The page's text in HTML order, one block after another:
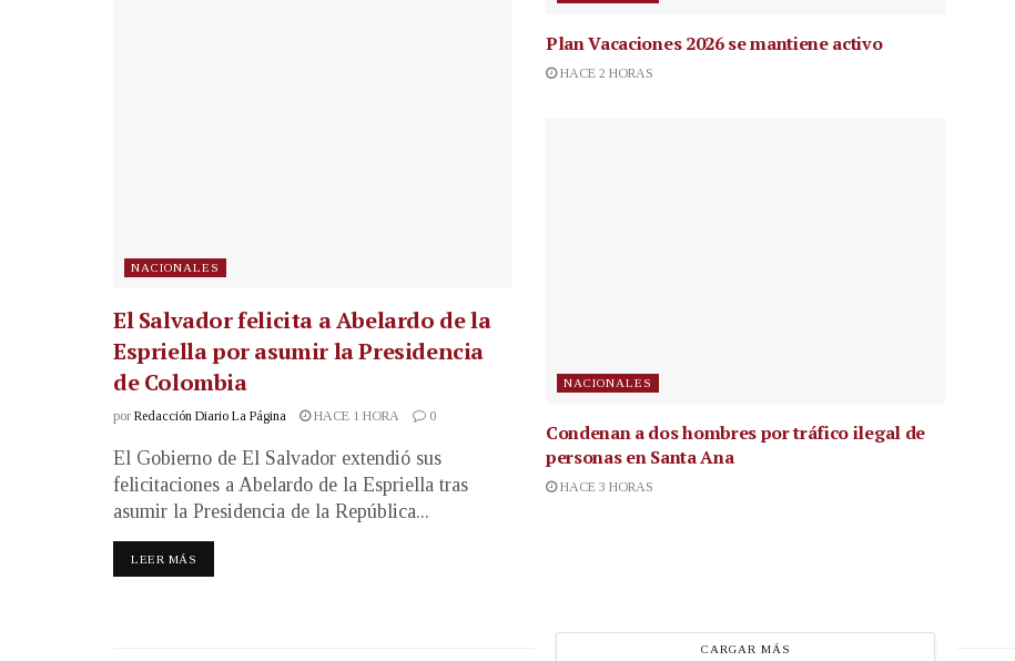
NACIONALES
El Salvador felicita a Abelardo de la
Espriella por asumir la Presidencia
de Colombia
por Redacción Diario La Página HACE 1 HORA 0
El Gobierno de El Salvador extendió sus
felicitaciones a Abelardo de la Espriella tras
asumir la Presidencia de la República...
LEER MÁS
Plan Vacaciones 2026 se mantiene activo
HACE 2 HORAS
NACIONALES
Condenan a dos hombres por tráfico ilegal de
personas en Santa Ana
HACE 3 HORAS
CARGAR MÁS